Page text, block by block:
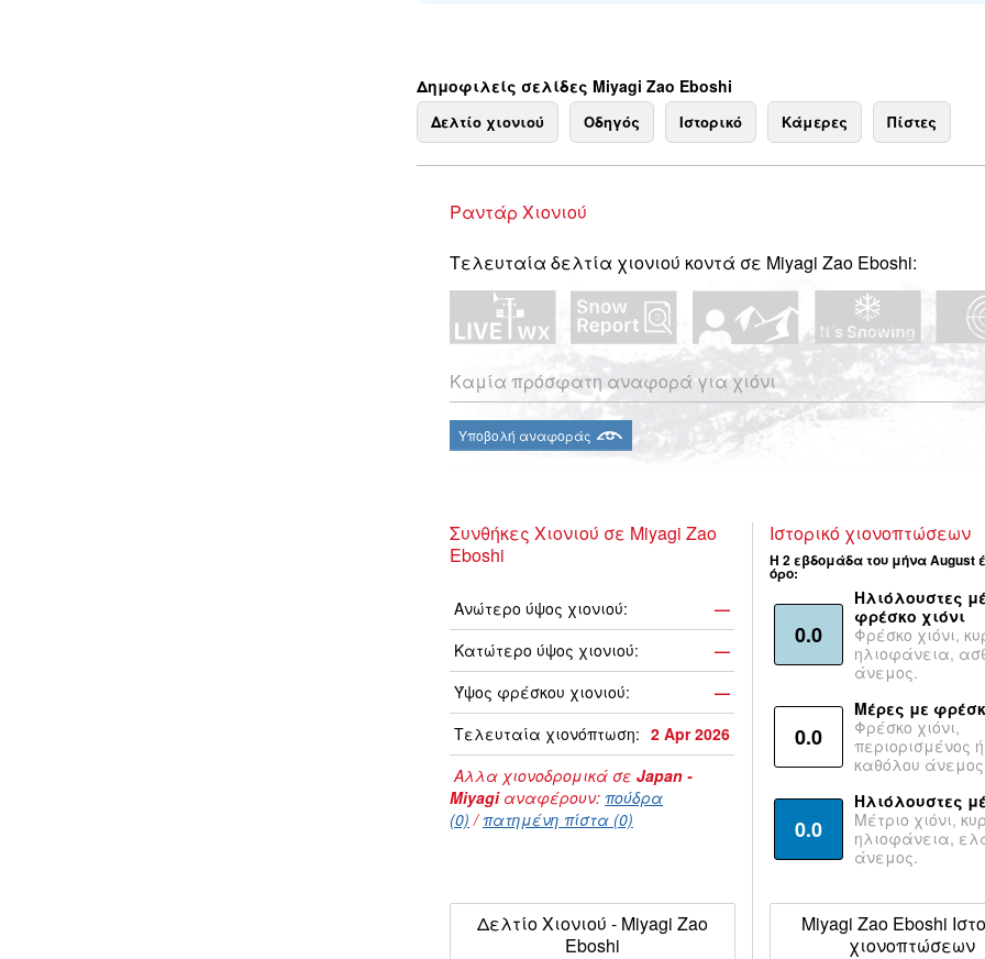
Δημοφιλείς σελίδες Miyagi Zao Eboshi
Δελτίο χιονιού Οδηγός Ιστορικό Κάμερες Πίστες
Ραντάρ Χιονιού
Τελευταία δελτία χιονιού κοντά σε Miyagi Zao Eboshi:
Καμία πρόσφατη αναφορά για χιόνι
Υποβολή αναφοράς
Συνθήκες Χιονιού σε Miyagi Zao
Eboshi
Ανώτερο ύψος χιονιού:
—
Κατώτερο ύψος χιονιού:
—
Ύψος φρέσκου χιονιού:
—
Τελευταία χιονόπτωση: 2 Apr 2026
Αλλα χιονοδρομικά σε Japan -
Miyagiαναφέρουν: πούδρα
(0) /πατημένη πίστα (0)
Δελτίο Χιονιού - Miyagi Zao
Eboshi
Ιστορικό χιονοπτώσεων
Η 2 εβδομάδα του μήνα August
όρο:
0.0
Ηλιόλουστες
φρέσκο χιόνι
Φρέσκο χιόνι,
ηλιοφάνεια,
άνεμος.
0.0
Μέρες με
Φρέσκο χιόνι,
περιορισμένος
καθόλου
0.0
Ηλιόλουστες
Μέτριο χιόνι,
ηλιοφάνεια,
άνεμος.
Miyagi Zao Eboshi
χιονοπτώσεων